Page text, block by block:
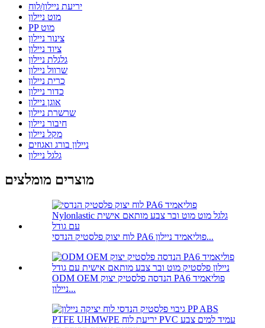
יריעת ניילון/לוח
מוט ניילון
PP מוט
צינור ניילון
ציוד ניילון
גלגלת ניילון
שרוול ניילון
כרית ניילון
כדור ניילון
אוגן ניילון
שרשרת ניילון
חיבור ניילון
מקל ניילון
ניילון בורג ואגוזים
גלגל ניילון
מוצרים מומלצים
לוח יצוק פלסטיק הנדסי PA6 פוליאמיד ניילון...
ODM OEM הנדסה פלסטיק יצוק PA6 פוליאמיד
ניילון...